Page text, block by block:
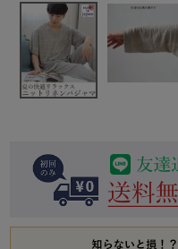
春 夏
ボー
売れ筋ランキング
すべての
- Item Ranking -
目的別でさ
パジャマ
前開き
作務衣